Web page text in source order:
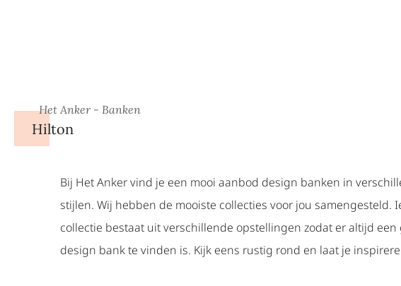
Het Anker - Banken
Hilton
Bij Het Anker vind je een mooi aanbod design banken in
stijlen. Wij hebben de mooiste collecties voor jou samengesteld.
collectie bestaat uit verschillende opstellingen zodat er altijd een
design bank te vinden is. Kijk eens rustig rond en laat je